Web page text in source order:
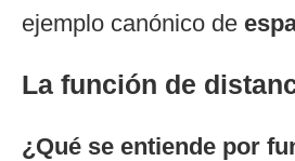
ejemplo canónico de
La función de
¿Qué se entiende por